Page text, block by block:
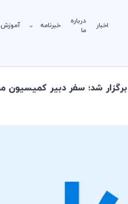
اخبار
درباره
ما
خبرنامه آموزش